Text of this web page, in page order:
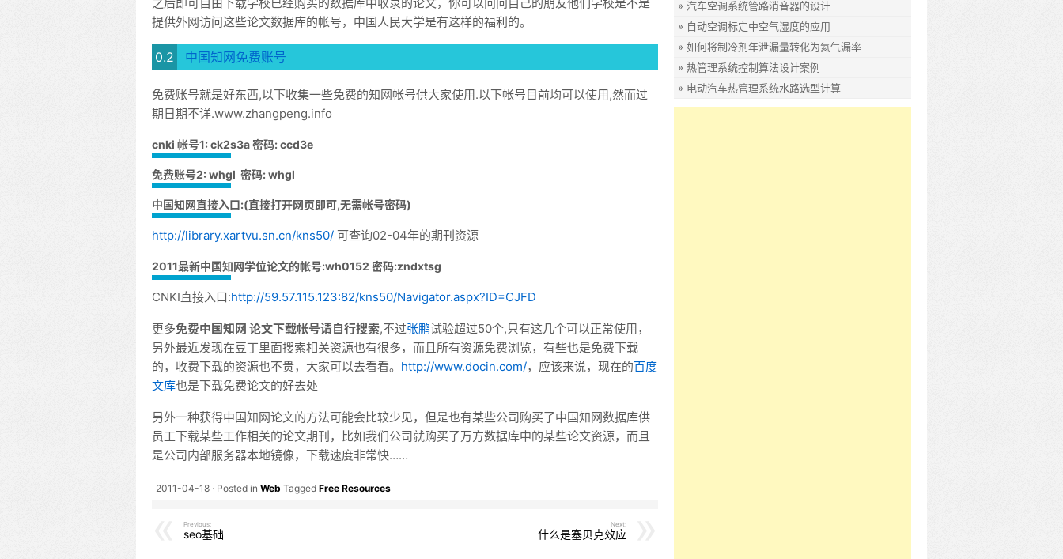
提供外网访问这些论文数据库的帐号，中国人民大学是有这样的福利的。
中国知网免费账号
免费账号就是好东西,以下收集一些免费的知网帐号供大家使用.以下帐号目前均可以使用,然而过
期日期不详.www.zhangpeng.info
cnki 帐号1: ck2s3a 密码: ccd3e
免费账号2: whgl 密码: whgl
中国知网直接入口:(直接打开网页即可,无需帐号密码)
http://library.xartvu.sn.cn/kns50/ 可查询02-04年的期刊资源
2011最新中国知网学位论文的帐号:wh0152 密码:zndxtsg
CNKI直接入口:http://59.57.115.123:82/kns50/Navigator.aspx?ID=CJFD
更多免费中国知网 论文下载帐号请自行搜索,不过张鹏试验超过50个,只有这几个可以正常使用，
另外最近发现在豆丁里面搜索相关资源也有很多，而且所有资源免费浏览，有些也是免费下载
的，收费下载的资源也不贵，大家可以去看看。 http://www.docin.com/，应该来说，现在的百度
文库也是下载免费论文的好去处
另外一种获得中国知网论文的方法可能会比较少见，但是也有某些公司购买了中国知网数据库供
员工下载某些工作相关的论文期刊，比如我们公司就购买了万方数据库中的某些论文资源，而且
是公司内部服务器本地镜像，下载速度非常快……
2011-04-18 Posted in Web Tagged Free Resources
Previous:
seo基础
Next:
什么是塞贝克效应
汽车空调系统管路消音器的设计
自动空调标定中空气湿度的应用
如何将制冷剂年泄漏量转化为氦气漏率
热管理系统控制算法设计案例
电动汽车热管理系统水路选型计算